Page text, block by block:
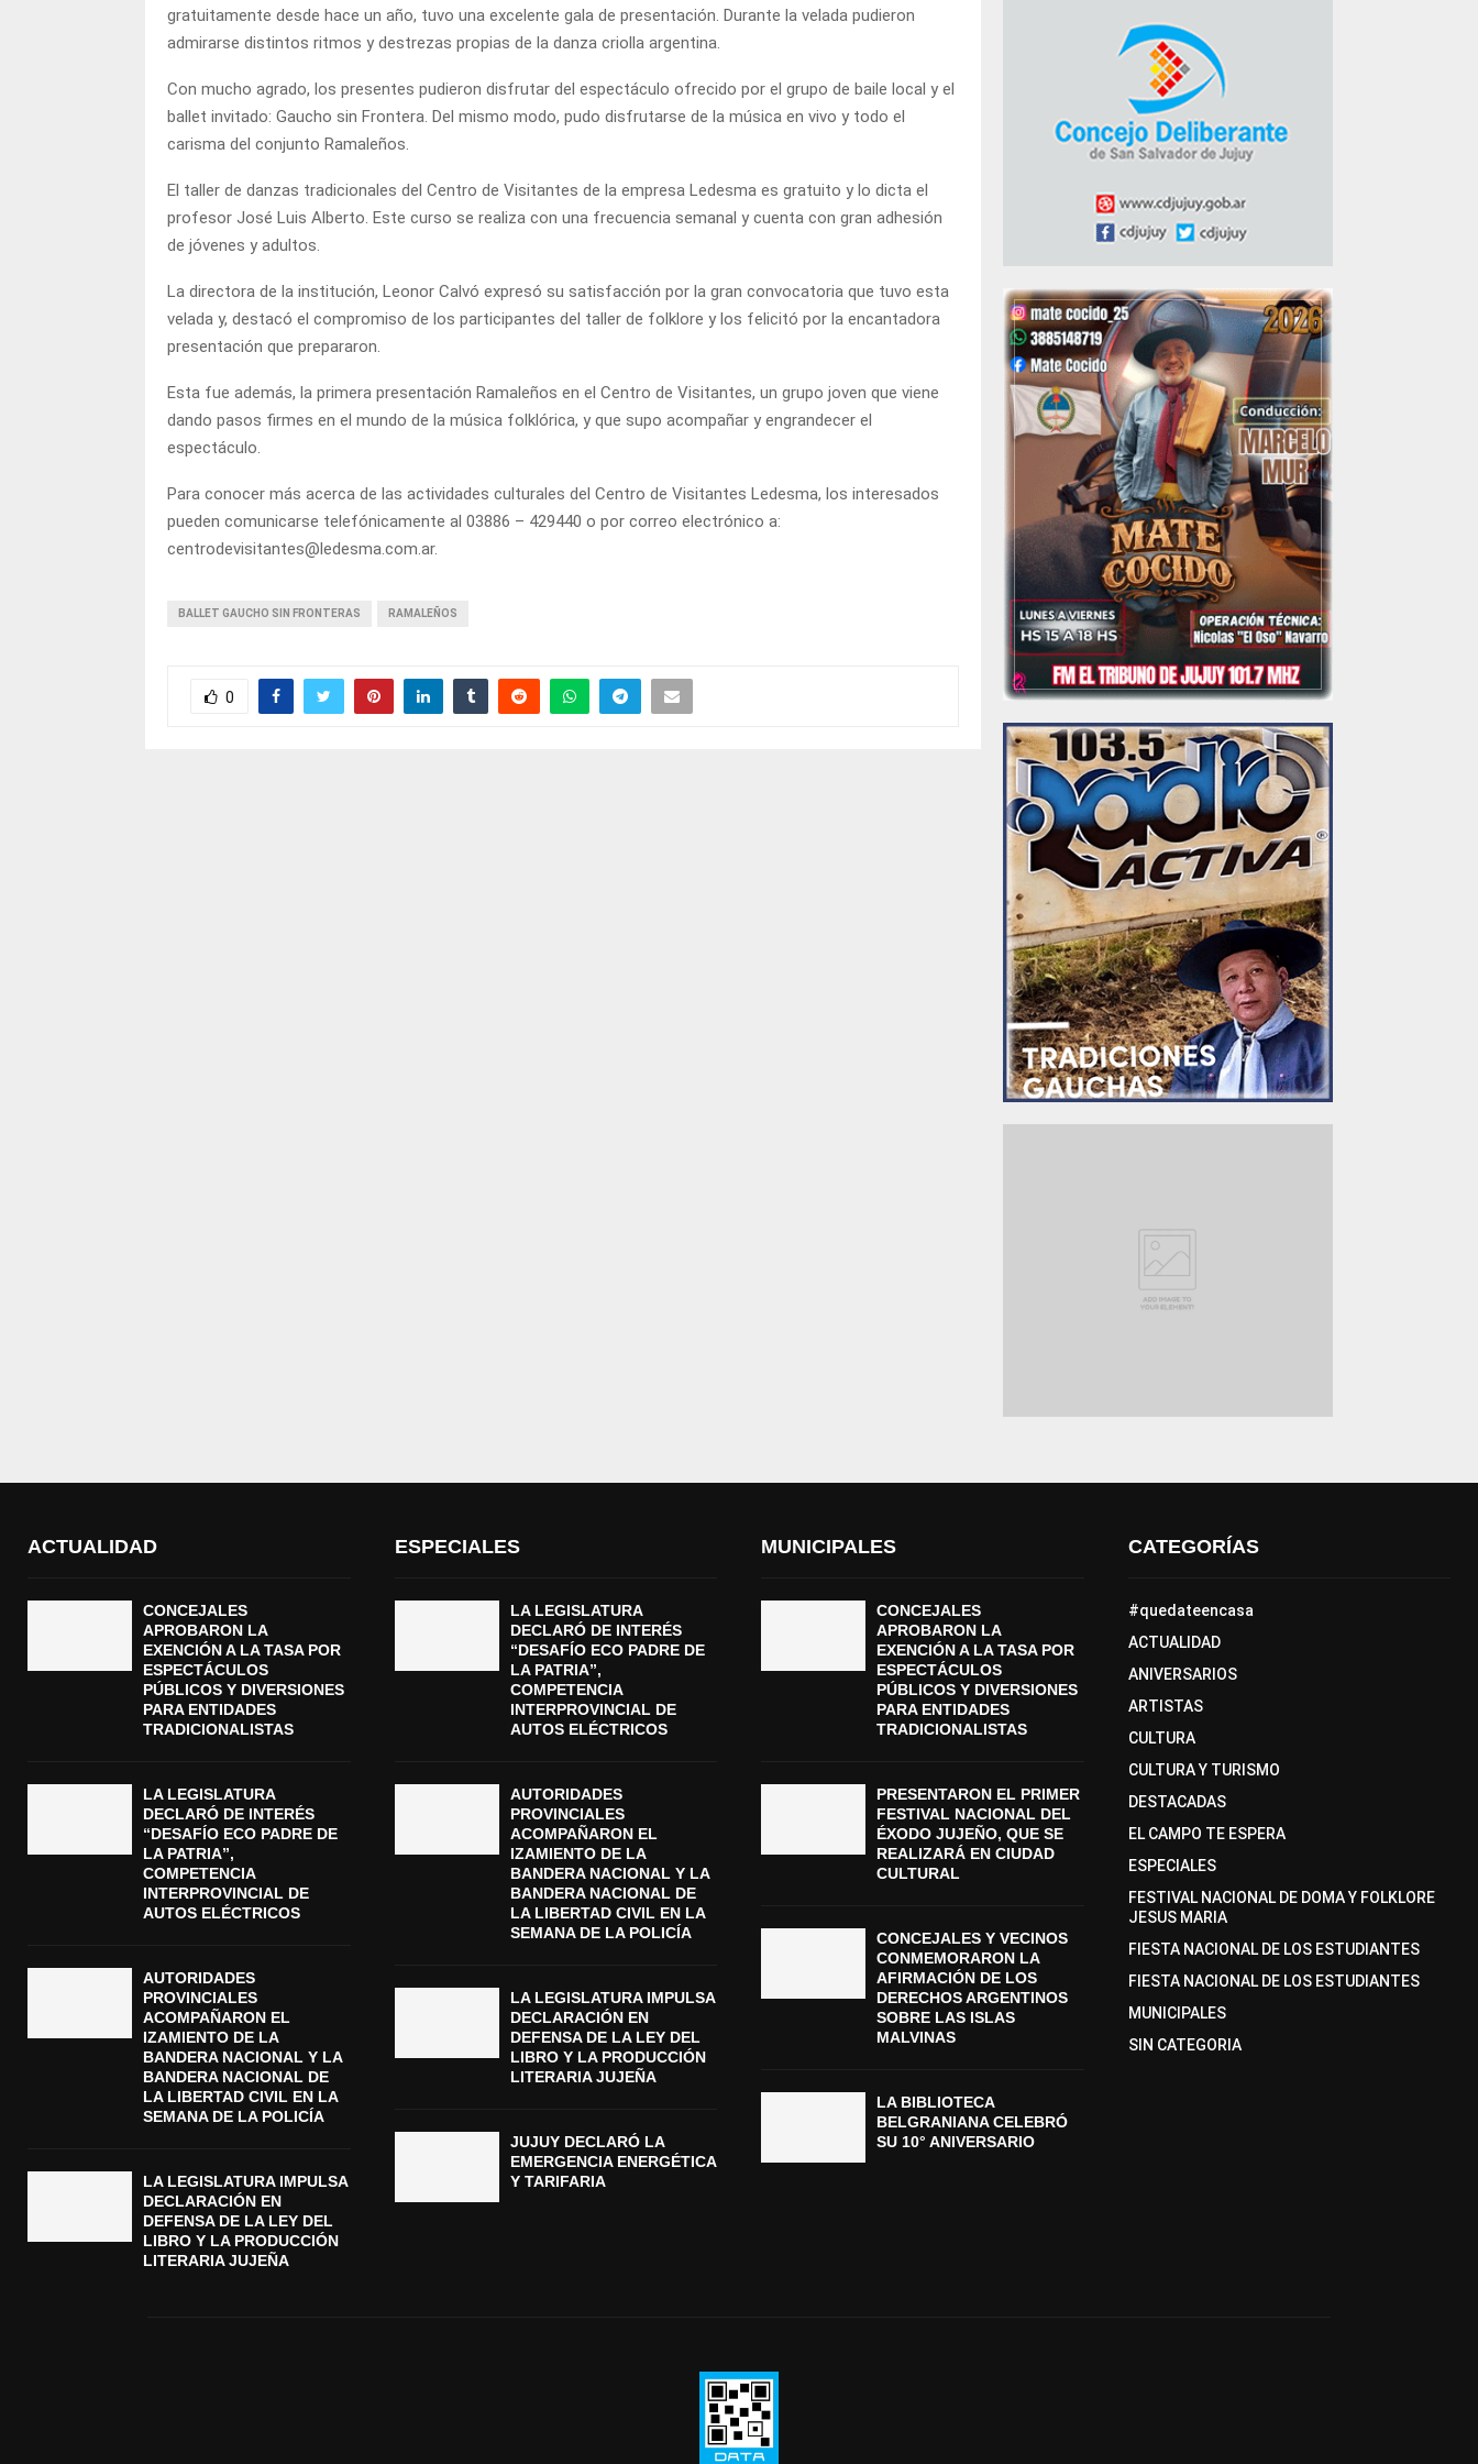
gratuitamente desde hace un año, tuvo una excelente gala de presentación. Durante la velada pudieron
admirarse distintos ritmos y destrezas propias de la danza criolla argentina.
Con mucho agrado, los presentes pudieron disfrutar del espectáculo ofrecido por el grupo de baile local y el
ballet invitado: Gaucho sin Frontera. Del mismo modo, pudo disfrutarse de la música en vivo y todo el
carisma del conjunto Ramaleños.
El taller de danzas tradicionales del Centro de Visitantes de la empresa Ledesma es gratuito y lo dicta el
profesor José Luis Alberto. Este curso se realiza con una frecuencia semanal y cuenta con gran adhesión
de jóvenes y adultos.
La directora de la institución, Leonor Calvó expresó su satisfacción por la gran convocatoria que tuvo esta
velada y, destacó el compromiso de los participantes del taller de folklore y los felicitó por la encantadora
presentación que prepararon.
Esta fue además, la primera presentación Ramaleños en el Centro de Visitantes, un grupo joven que viene
dando pasos firmes en el mundo de la música folklórica, y que supo acompañar y engrandecer el
espectáculo.
Para conocer más acerca de las actividades culturales del Centro de Visitantes Ledesma, los interesados
pueden comunicarse telefónicamente al 03886 – 429440 o por correo electrónico a:
centrodevisitantes@ledesma.com.ar.
BALLET GAUCHO SIN FRONTERAS RAMALEÑOS
0
ACTUALIDAD
CONCEJALES
APROBARON LA
EXENCIÓN A LA TASA POR
ESPECTÁCULOS
PÚBLICOS Y DIVERSIONES
PARA ENTIDADES
TRADICIONALISTAS
LA LEGISLATURA
DECLARÓ DE INTERÉS
“DESAFÍO ECO PADRE DE
LA PATRIA”,
COMPETENCIA
INTERPROVINCIAL DE
AUTOS ELÉCTRICOS
AUTORIDADES
PROVINCIALES
ACOMPAÑARON EL
IZAMIENTO DE LA
BANDERA NACIONAL Y LA
BANDERA NACIONAL DE
LA LIBERTAD CIVIL EN LA
SEMANA DE LA POLICÍA
LA LEGISLATURA IMPULSA
DECLARACIÓN EN
DEFENSA DE LA LEY DEL
LIBRO Y LA PRODUCCIÓN
LITERARIA JUJEÑA
ESPECIALES
LA LEGISLATURA
DECLARÓ DE INTERÉS
“DESAFÍO ECO PADRE DE
LA PATRIA”,
COMPETENCIA
INTERPROVINCIAL DE
AUTOS ELÉCTRICOS
AUTORIDADES
PROVINCIALES
ACOMPAÑARON EL
IZAMIENTO DE LA
BANDERA NACIONAL Y LA
BANDERA NACIONAL DE
LA LIBERTAD CIVIL EN LA
SEMANA DE LA POLICÍA
LA LEGISLATURA IMPULSA
DECLARACIÓN EN
DEFENSA DE LA LEY DEL
LIBRO Y LA PRODUCCIÓN
LITERARIA JUJEÑA
JUJUY DECLARÓ LA
EMERGENCIA ENERGÉTICA
Y TARIFARIA
MUNICIPALES
CONCEJALES
APROBARON LA
EXENCIÓN A LA TASA POR
ESPECTÁCULOS
PÚBLICOS Y DIVERSIONES
PARA ENTIDADES
TRADICIONALISTAS
PRESENTARON EL PRIMER
FESTIVAL NACIONAL DEL
ÉXODO JUJEÑO, QUE SE
REALIZARÁ EN CIUDAD
CULTURAL
CONCEJALES Y VECINOS
CONMEMORARON LA
AFIRMACIÓN DE LOS
DERECHOS ARGENTINOS
SOBRE LAS ISLAS
MALVINAS
LA BIBLIOTECA
BELGRANIANA CELEBRÓ
SU 10° ANIVERSARIO
CATEGORÍAS
#quedateencasa
ACTUALIDAD
ANIVERSARIOS
ARTISTAS
CULTURA
CULTURA Y TURISMO
DESTACADAS
EL CAMPO TE ESPERA
ESPECIALES
FESTIVAL NACIONAL DE DOMA Y FOLKLORE
JESUS MARIA
FIESTA NACIONAL DE LOS ESTUDIANTES
FIESTA NACIONAL DE LOS ESTUDIANTES
MUNICIPALES
SIN CATEGORIA